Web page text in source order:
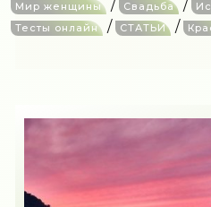
Мир женщины / Свадьба /
Тесты онлайн / СТАТЬИ /